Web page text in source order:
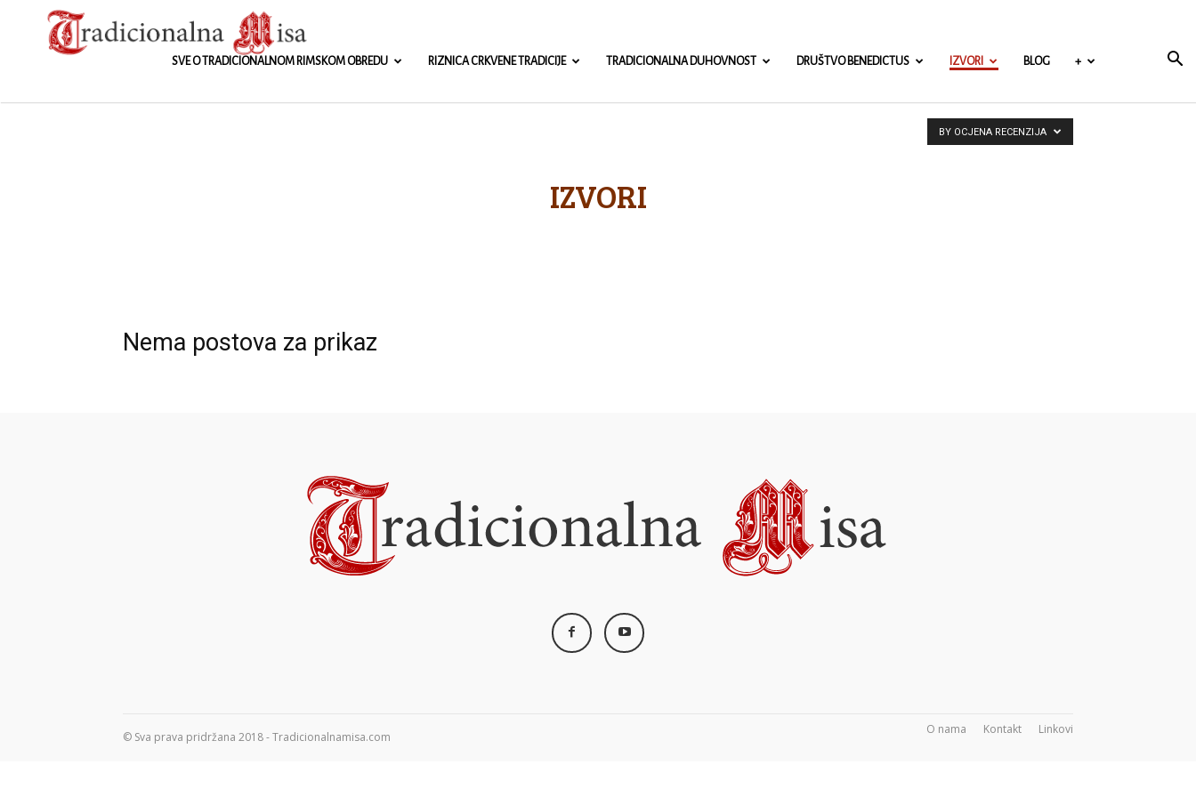
SVE O TRADICIONALNOM RIMSKOM OBREDU RIZNICA CRKVENE TRADICIJE TRADICIONALNA DUHOVNOST DRUŠTVO BENEDICTUS IZVORI BLOG +
IZVORI
BY OCJENA RECENZIJA
Nema postova za prikaz
O nama Kontakt Linkovi
© Sva prava pridržana 2018 - Tradicionalnamisa.com